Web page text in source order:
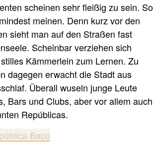
scheinen sehr fleißig zu sein. So
meinen. Denn kurz vor den
sieht man auf den Straßen fast
Scheinbar verziehen sich
Kämmerlein zum Lernen. Zu
dagegen erwacht die Stadt aus
Überall wuseln junge Leute
Bars und Clubs, aber vor allem auch
Repúblicas.